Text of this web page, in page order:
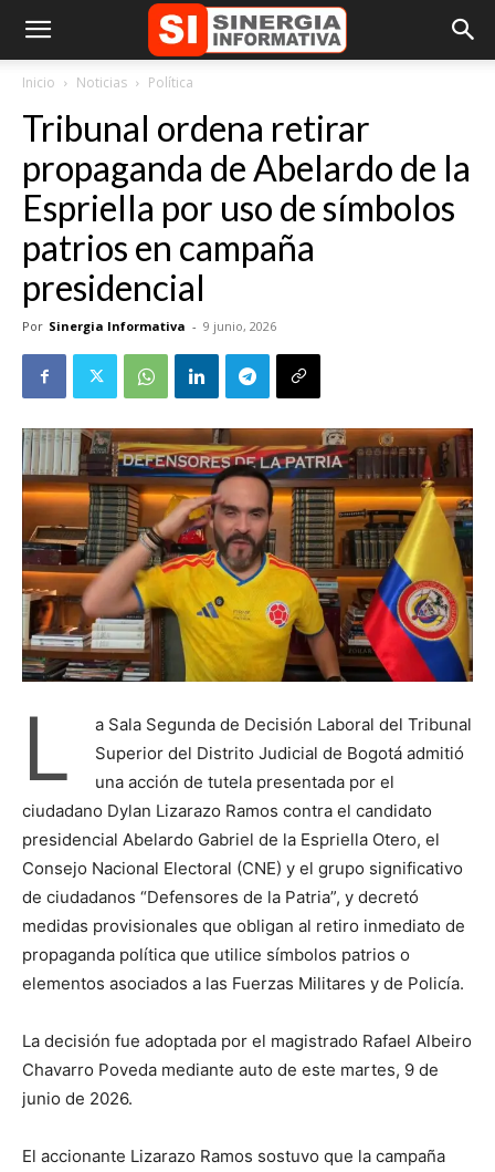
Inicio Noticias Política
Tribunal ordena retirar
propaganda de Abelardo de la
Espriella por uso de símbolos
patrios en campaña
presidencial
Por Sinergia Informativa - 9 junio, 2026
L
a Sala Segunda de Decisión Laboral del Tribunal
Superior del Distrito Judicial de Bogotá admitió
una acción de tutela presentada por el
ciudadano Dylan Lizarazo Ramos contra el candidato
presidencial Abelardo Gabriel de la Espriella Otero, el
Consejo Nacional Electoral (CNE) y el grupo significativo
de ciudadanos “Defensores de la Patria”, y decretó
medidas provisionales que obligan al retiro inmediato de
propaganda política que utilice símbolos patrios o
elementos asociados a las Fuerzas Militares y de Policía.
La decisión fue adoptada por el magistrado Rafael Albeiro
Chavarro Poveda mediante auto de este martes, 9 de
junio de 2026.
El accionante Lizarazo Ramos sostuvo que la campaña